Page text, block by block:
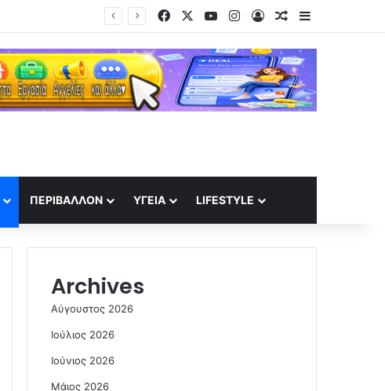
FacebookYouTubeInstagram
Log InRandom Article
Sidebar
ΠΕΡΙΒΆΛΛΟΝ ΥΓΕΊΑ LIFESTYLE
Archives
Αύγουστος 2026
Ιούλιος 2026
Ιούνιος 2026
Μάιος 2026